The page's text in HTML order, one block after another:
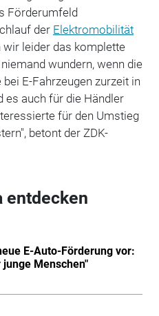
Förderumfeld
der Elektromobilität
wir leider das komplette
wundern, wenn die
E-Fahrzeugen zurzeit in
es auch für die Händler
für den Umstieg
betont der ZDK-
entdecken
E-Auto-Förderung vor:
Menschen"